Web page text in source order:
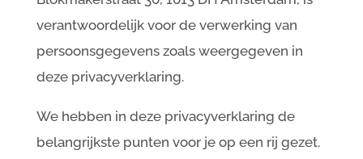
verantwoordelijk voor de verwerking van
persoonsgegevens zoals weergegeven in
deze privacyverklaring.
We hebben in deze privacyverklaring de
belangrijkste punten voor je op een rij gezet.